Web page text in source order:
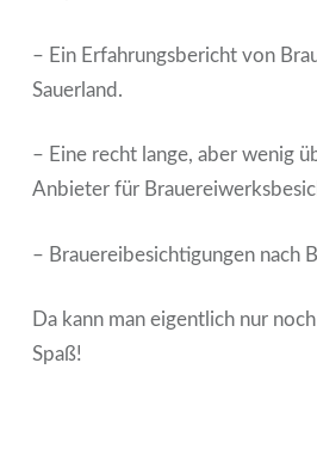
– Ein Erfahrungsbericht von
Sauerland.
– Eine recht lange, aber wenig
Anbieter für
– Brauereibesichtigungen nach
Da kann man eigentlich nur
Spaß!